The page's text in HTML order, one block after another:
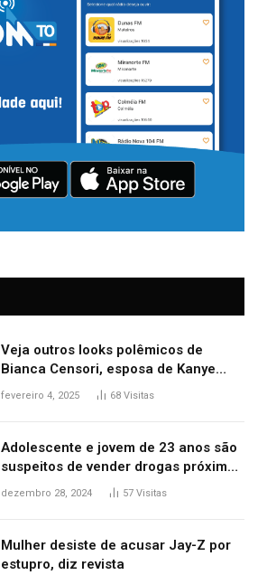
Veja outros looks polêmicos de
Bianca Censori, esposa de Kanye
West que apareceu nua no Grammy
fevereiro 4, 2025 68 Visitas
Adolescente e jovem de 23 anos são
suspeitos de vender drogas próximo
de delegacia e escola, diz polícia
dezembro 28, 2024 57 Visitas
Mulher desiste de acusar Jay-Z por
estupro, diz revista